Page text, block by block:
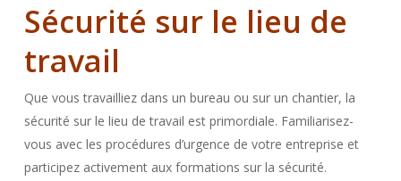
Sécurité sur le lieu de
travail
Que vous travailliez dans un bureau ou sur un chantier, la
sécurité sur le lieu de travail est primordiale. Familiarisez-
vous avec les procédures d’urgence de votre entreprise et
participez activement aux formations sur la sécurité.